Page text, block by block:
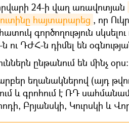
24-ի վաղ առավոտյան
հայտարարեց , որ
գործողություն սկսելու
ու ԴԺՀ-ն դիմել են
ընթանում են մինչ օրս։
եղանակներով (այդ
և գրոհում է ՌԴ
Բրյանսկի, Կուրսկի և